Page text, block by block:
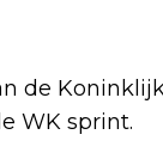
de
WK sprint.